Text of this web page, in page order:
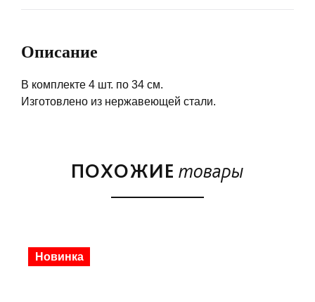
Описание
В комплекте 4 шт. по 34 см.
Изготовлено из нержавеющей стали.
ПОХОЖИЕ товары
Скидка
Новинка